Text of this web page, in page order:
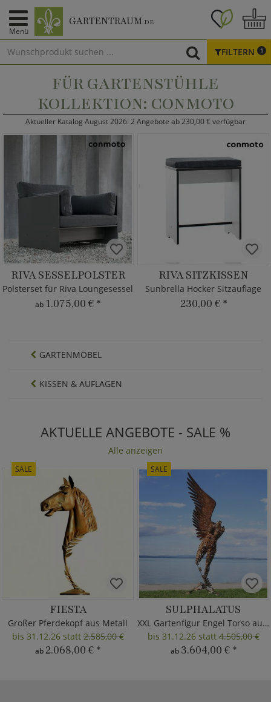
Menü
GARTENTRAUM.DE
FILTERN 1
FÜR GARTENSTÜHLE
KOLLEKTION: CONMOTO
Aktueller Katalog August 2026: 2 Angebote ab 230,00 € verfügbar
RIVA SESSELPOLSTER
Polsterset für Riva Loungesessel
ab 1.075,00 € *
RIVA SITZKISSEN
Sunbrella Hocker Sitzauflage
230,00 € *
GARTENMÖBEL
KISSEN & AUFLAGEN
AKTUELLE ANGEBOTE - SALE %
Alle anzeigen
SALE
FIESTA
Großer Pferdekopf aus Metall
bis 31.12.26 statt2.585,00 €
ab2.068,00 € *
SALE
SULPHALATUS
XXL Gartenfigur Engel Torso aus Metall
bis 31.12.26 statt4.505,00 €
ab 3.604,00 € *